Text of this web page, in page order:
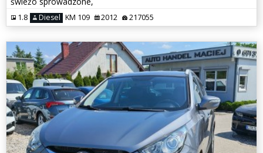
1.8 Diesel KM 109 2012 217055